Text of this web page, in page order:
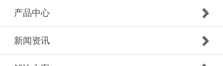
产品中心
新闻资讯